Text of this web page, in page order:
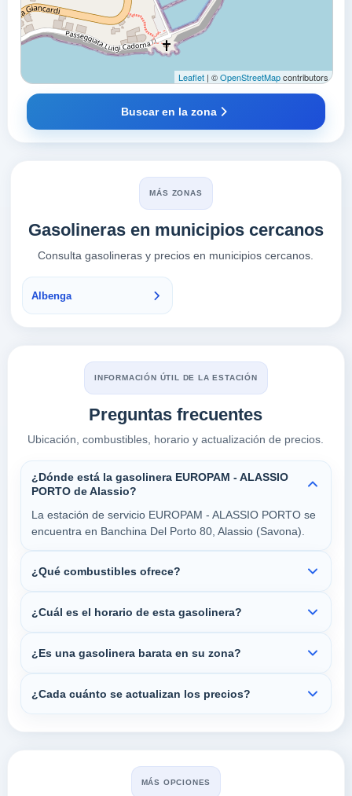
Leaflet | ©OpenStreetMapcontributors
Buscar en la zona
MÁS ZONAS
Gasolineras en municipios cercanos
Consulta gasolineras y precios en municipios cercanos.
Albenga
INFORMACIÓN ÚTIL DE LA ESTACIÓN
Preguntas frecuentes
Ubicación, combustibles, horario y actualización de precios.
¿Dónde está la gasolinera EUROPAM - ALASSIO
PORTO de Alassio?
La estación de servicio EUROPAM - ALASSIO PORTO se
encuentra en Banchina Del Porto 80, Alassio (Savona).
¿Qué combustibles ofrece?
¿Cuál es el horario de esta gasolinera?
¿Es una gasolinera barata en su zona?
¿Cada cuánto se actualizan los precios?
MÁS OPCIONES